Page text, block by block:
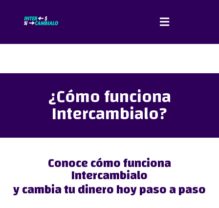
¿Cómo funciona
Intercambialo?
Conoce cómo funciona
Intercambialo
y cambia tu dinero hoy paso a paso